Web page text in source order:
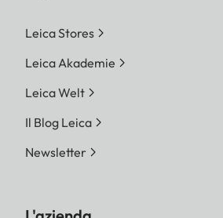
Leica Stores
Leica Akademie
Leica Welt
Il Blog Leica
Newsletter